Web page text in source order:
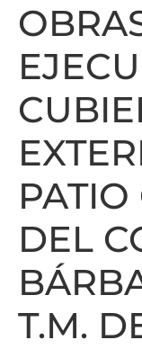
PATIO
DEL
T.M.